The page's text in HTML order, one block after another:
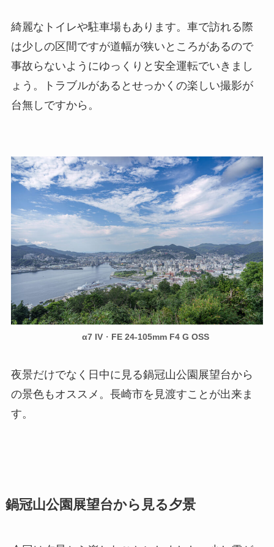
綺麗なトイレや駐車場もあります。車で訪れる際
は少しの区間ですが道幅が狭いところがあるので
事故らないようにゆっくりと安全運転でいきまし
ょう。トラブルがあるとせっかくの楽しい撮影が
台無しですから。
α7 IV ・ FE 24-105mm F4 G OSS
夜景だけでなく日中に見る鍋冠山公園展望台から
の景色もオススメ。長崎市を見渡すことが出来ま
す。
鍋冠山公園展望台から見る夕景